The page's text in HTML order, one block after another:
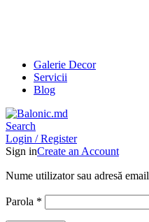
Galerie Decor
Servicii
Blog
Search
Login / Register
Sign inCreate an Account
Nume utilizator sau adresă email
Parola *